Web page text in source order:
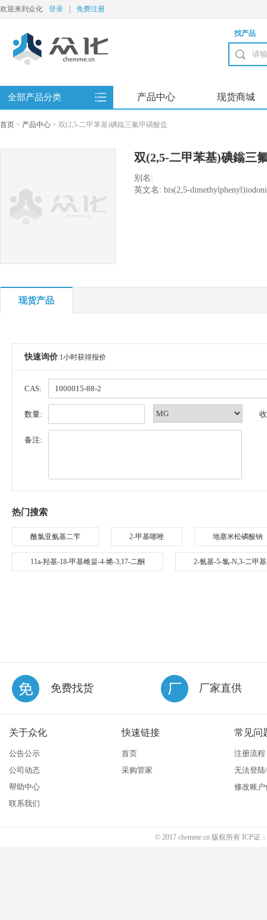
欢迎来到众化 登录 免费注册
找产品
全部产品分类 产品中心 现货商城
首页 > 产品中心 > 双(2,5-二甲苯基)碘鎓三氟甲磺酸盐
双(2,5-二甲苯基)碘鎓三
别名:
英文名: bis(2,5-
现货产品
快速询价 1小时获得报价
CAS:
数量:
备注:
热门搜索
酰氯亚氨基二苄 2-甲基噻唑 地塞米松磷酸钠
11a-羟基-18-甲基雌甾-4-烯-3,17-二酮 2-氨基-5-氯-N,3-二甲
免费找货 厂家直供
关于众化
公告公示
公司动态
帮助中心
联系我们
快速链接
首页
采购管家
常见问
注册流程
无法登
修改账户
© 2017 chemme.cn 版权所有 ICP证：